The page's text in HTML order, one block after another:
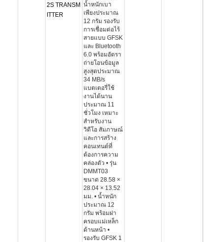
2S TRANSM
ITTER
น้ำหนักเบา
เพียงประมาณ
12 กรัม รองรับ
การเชื่อมต่อไร้
สายแบบ GFSK
และ Bluetooth
6.0 พร้อมอัตรา
ถ่ายโอนข้อมูล
สูงสุดประมาณ
34 MB/s
แบตเตอรี่ใช้
งานได้นาน
ประมาณ 11
ชั่วโมง เหมาะ
สำหรับงาน
วิดีโอ สัมภาษณ์
และการสร้าง
คอนเทนต์ที่
ต้องการความ
คล่องตัว • รุ่น
DMMT03
ขนาด 28.58 ×
28.04 × 13.52
มม. • น้ำหนัก
ประมาณ 12
กรัม พร้อมฝา
ครอบแม่เหล็ก
ด้านหน้า •
รองรับ GFSK 1